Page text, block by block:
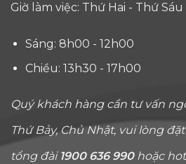
Giờ làm việc: Thứ Hai - Thứ Sáu
Sáng: 8h00 - 12h00
Chiều: 13h30 - 17h00
Quý khách hàng cần tư vấn
Thứ Bảy, Chủ Nhật, vui lòng
tổng đài 1900 636 990hoặc